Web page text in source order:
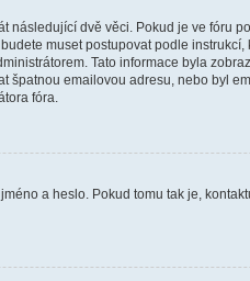
dvě věci. Pokud je ve fóru
muset postupovat podle
Tato informace byla
emailovou adresu, nebo byl
fóra.
a heslo. Pokud tomu tak je,